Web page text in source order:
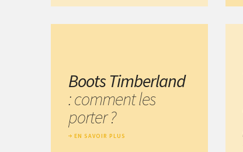
Boots Timberland
: comment les
porter ?
EN SAVOIR PLUS